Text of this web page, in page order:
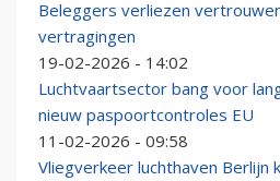
Beleggers verliezen
vertragingen
19-02-2026 - 14:02
Luchtvaartsector bang voor
nieuw paspoortcontroles EU
11-02-2026 - 09:58
Vliegverkeer luchthaven Berlijn